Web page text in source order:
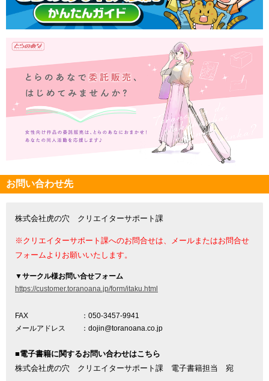
お問い合わせ先
株式会社虎の穴 クリエイターサポート課
※クリエイターサポート課へのお問合せは、メールまたはお問合せ
フォームよりお願いいたします。
▼サークル様お問い合せフォーム
https://customer.toranoana.jp/form/itaku.html
FAX
：050-3457-9941
メールアドレス
：dojin@toranoana.co.jp
■電子書籍に関するお問い合わせはこちら
株式会社虎の穴 クリエイターサポート課 電子書籍担当 宛